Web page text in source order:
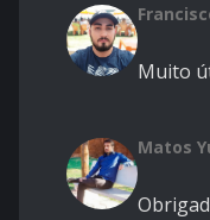
Muito
Matos